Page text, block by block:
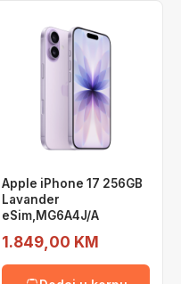
Apple iPhone 17 256GB
Lavander
eSim,MG6A4J/A
1.849,00 KM